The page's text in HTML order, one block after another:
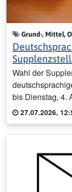
Grund-, Mittel,
Wahl der
bis Dienstag, 4.
27.07.2026,